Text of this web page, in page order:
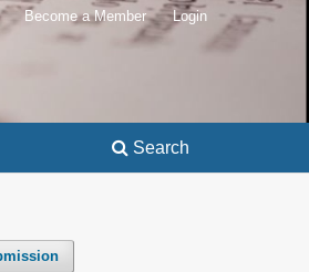
Search
Become a Member Login